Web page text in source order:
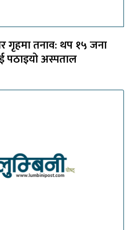
गृहमा तनाव: थप १५ जना
पठाइयो अस्पताल